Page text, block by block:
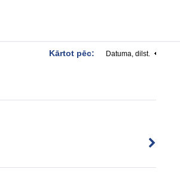
Kārtot pēc: Datuma, dilst.